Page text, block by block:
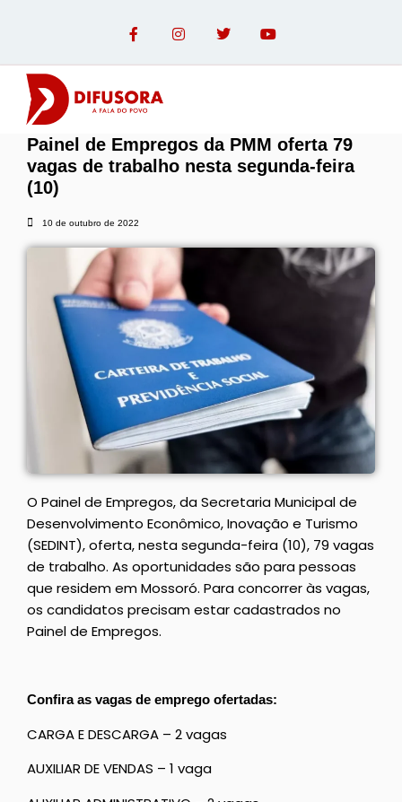
Painel de Empregos da PMM oferta 79
vagas de trabalho nesta segunda-feira
(10)
10 de outubro de 2022
O Painel de Empregos, da Secretaria Municipal de
Desenvolvimento Econômico, Inovação e Turismo
(SEDINT), oferta, nesta segunda-feira (10), 79 vagas
de trabalho. As oportunidades são para pessoas
que residem em Mossoró. Para concorrer às vagas,
os candidatos precisam estar cadastrados no
Painel de Empregos.
Confira as vagas de emprego ofertadas:
CARGA E DESCARGA – 2 vagas
AUXILIAR DE VENDAS – 1 vaga